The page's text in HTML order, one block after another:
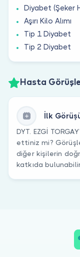
Diyabet (Şeker
Aşırı Kilo Alımı
Tip 1 Diyabet
Tip 2 Diyabet
Hasta
İlk
DYT. EZGİ
ettiniz mi?
diğer kişilerin
katkıda